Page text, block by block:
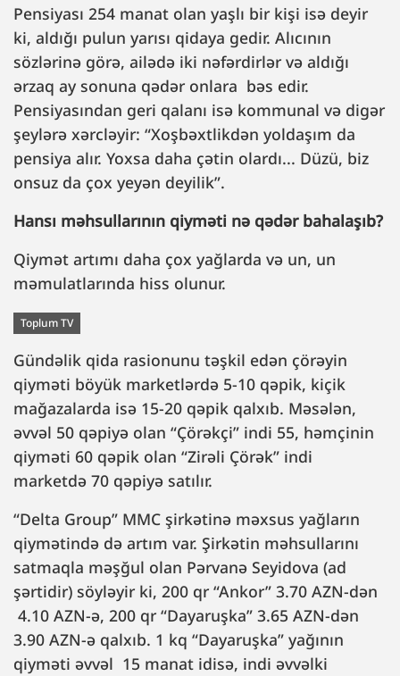
Pensiyası 254 manat olan yaşlı bir kişi isə deyir
ki, aldığı pulun yarısı qidaya gedir. Alıcının
sözlərinə görə, ailədə iki nəfərdirlər və aldığı
ərzaq ay sonuna qədər onlara bəs edir.
Pensiyasından geri qalanı isə kommunal və digər
şeylərə xərcləyir: “Xoşbəxtlikdən yoldaşım da
pensiya alır. Yoxsa daha çətin olardı... Düzü, biz
onsuz da çox yeyən deyilik”.
Hansı məhsullarının qiyməti nə qədər bahalaşıb?
Qiymət artımı daha çox yağlarda və un, un
məmulatlarında hiss olunur.
Toplum TV
Gündəlik qida rasionunu təşkil edən çörəyin
qiyməti böyük marketlərdə 5-10 qəpik, kiçik
mağazalarda isə 15-20 qəpik qalxıb. Məsələn,
əvvəl 50 qəpiyə olan “Çörəkçi” indi 55, həmçinin
qiyməti 60 qəpik olan “Zirəli Çörək” indi
marketdə 70 qəpiyə satılır.
“Delta Group” MMC şirkətinə məxsus yağların
qiymətində də artım var. Şirkətin məhsullarını
satmaqla məşğul olan Pərvanə Seyidova (ad
şərtidir) söyləyir ki, 200 qr “Ankor” 3.70 AZN-dən
4.10 AZN-ə, 200 qr “Dayaruşka” 3.65 AZN-dən
3.90 AZN-ə qalxıb. 1 kq “Dayaruşka” yağının
qiyməti əvvəl 15 manat idisə, indi əvvəlki